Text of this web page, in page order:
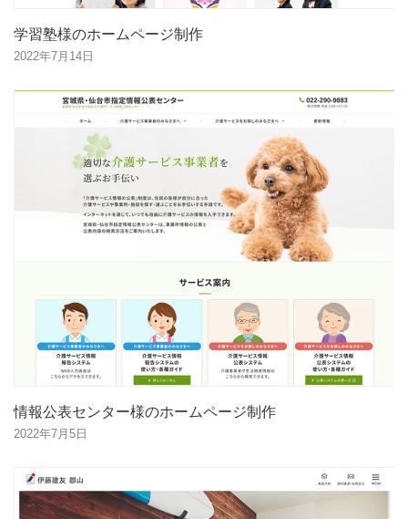
学習塾様のホームページ制作
2022年7月14日
情報公表センター様のホームページ制作
2022年7月5日